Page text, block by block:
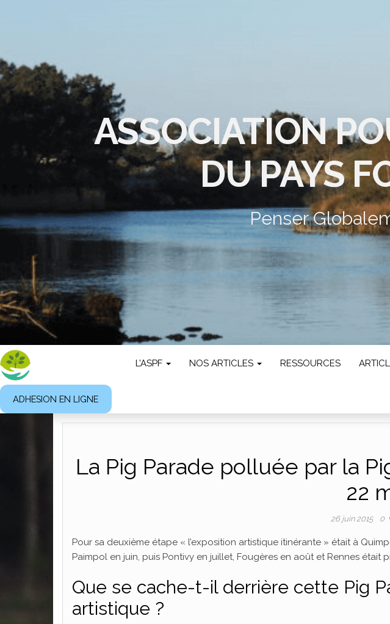
ASSOCIATION
DU PAYS
Penser
L’ASPF NOS ARTICLES RESSOURCES
ADHESION EN LIGNE
La Pig Parade polluée par la
22
26 juin 2015 0
Pour sa deuxième étape « l’exposition artistique itinérante » était à
Paimpol en juin, puis Pontivy en juillet, Fougères en août et Rennes était
Que se cache-t-il derrière cette Pig
artistique ?